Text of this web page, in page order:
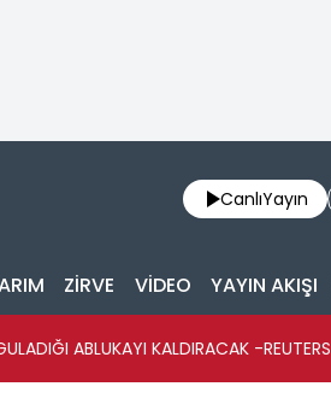
CanlıYayın
ZİRVE VİDEO YAYIN AKIŞI
ABLUKAYI KALDIRACAK -REUTERS